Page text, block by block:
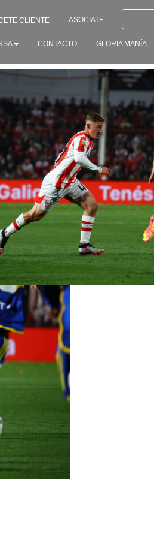
CLIENTE ASOCIATE
CONTACTO GLORIA MANÍA